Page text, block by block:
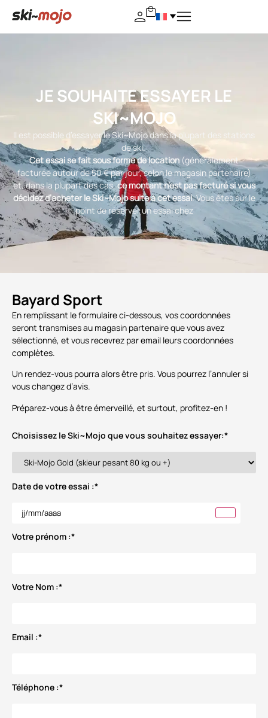
JE SOUHAITE ESSAYER LE
SKI~MOJO
Il est possible d’essayer le Ski~Mojo dans la plupart des stations
de ski.
Cet essai se fait sous forme de location (généralement
facturée autour de 50 € par jour, selon le magasin partenaire)
et, dans la plupart des cas,ce montant n’est pas facturé si vous
décidez d’acheter le Ski~Mojo suite à cet essai. Vous êtes sur le
point de réserver un essai chez
Bayard Sport
En remplissant le formulaire ci-dessous, vos coordonnées
seront transmises au magasin partenaire que vous avez
sélectionné, et vous recevrez par email leurs coordonnées
complètes.
Un rendez-vous pourra alors être pris. Vous pourrez l’annuler si
vous changez d’avis.
Préparez-vous à être émerveillé, et surtout, profitez-en !
Choisissez le Ski~Mojo que vous souhaitez essayer:*
Date de votre essai :*
Votre prénom :*
Votre Nom :*
Email :*
Téléphone :*